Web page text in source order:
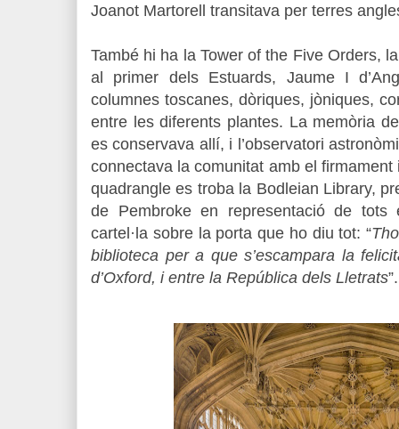
Joanot Martorell transitava per terres
També hi ha la Tower of the Five Orders,
al primer dels Estuards, Jaume I
columnes toscanes, dòriques, jòniques,
entre les diferents plantes. La memòria
es conservava allí, i l’observatori
connectava la comunitat amb el firmament
quadrangle es troba la Bodleian Library,
de Pembroke en representació de
cartel·la sobre la porta que ho diu tot: “
biblioteca per a que s’escampara la
d’Oxford, i entre la República dels Lletrats”.